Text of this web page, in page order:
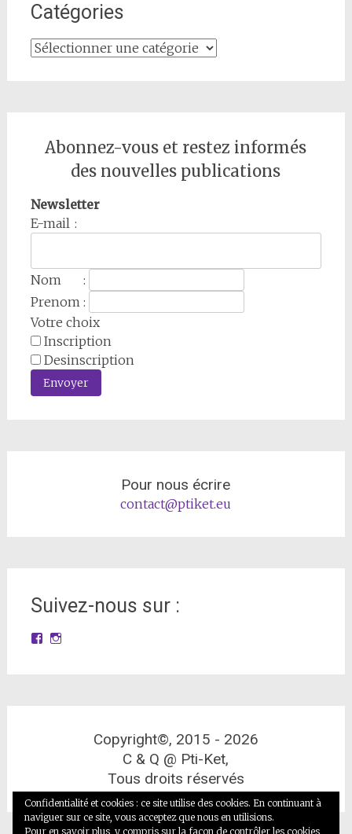
Catégories
Catégories
Abonnez-vous et restez informés
des nouvelles publications
Newsletter
E-mail :
Nom :
Prenom :
Votre choix
Inscription
Desinscription
Envoyer
Pour nous écrire
contact@ptiket.eu
Suivez-nous sur :
Facebook
Instagram
Copyright©, 2015 - 2026
C & Q @ Pti-Ket,
Tous droits réservés
Confidentialité et cookies : ce site utilise des cookies. En continuant à
naviguer sur ce site, vous acceptez que nous en utilisions.
Pour en savoir plus, y compris sur la façon de contrôler les cookies,